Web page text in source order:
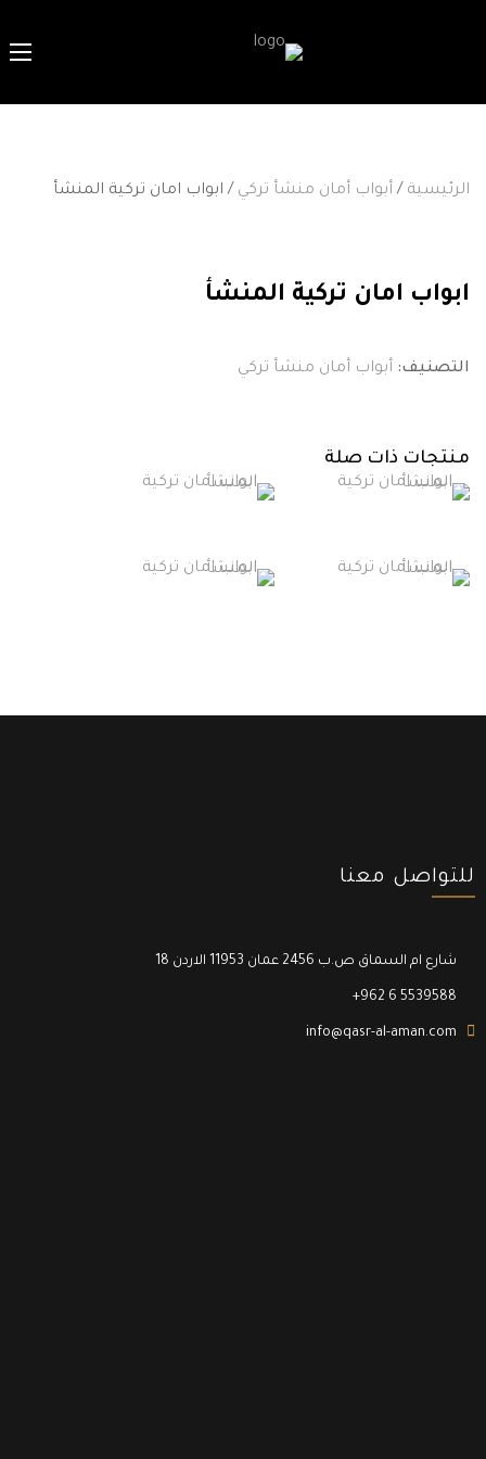
الرئيسية / أبواب أمان منشأ تركي / ابواب امان تركية المنشأ
ابواب امان تركية المنشأ
التصنيف: أبواب أمان منشأ تركي
منتجات ذات صلة
للتواصل معنا
18 شارع ام السماق ص.ب 2456 عمان 11953 الاردن
+962 6 5539588
info@qasr-al-aman.com